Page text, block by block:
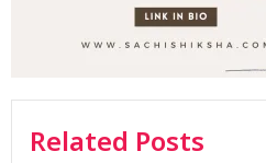
Related Posts